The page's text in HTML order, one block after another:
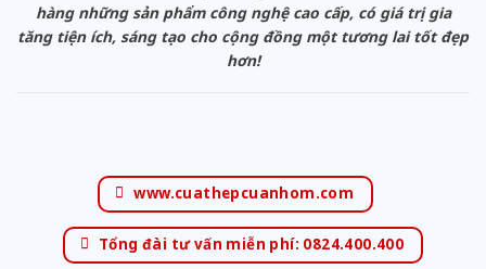
hàng những sản phẩm công nghệ cao cấp, có giá trị gia
tăng tiện ích, sáng tạo cho cộng đồng một tương lai tốt đẹp
hơn!
www.cuathepcuanhom.com
Tổng đài tư vấn miễn phí: 0824.400.400